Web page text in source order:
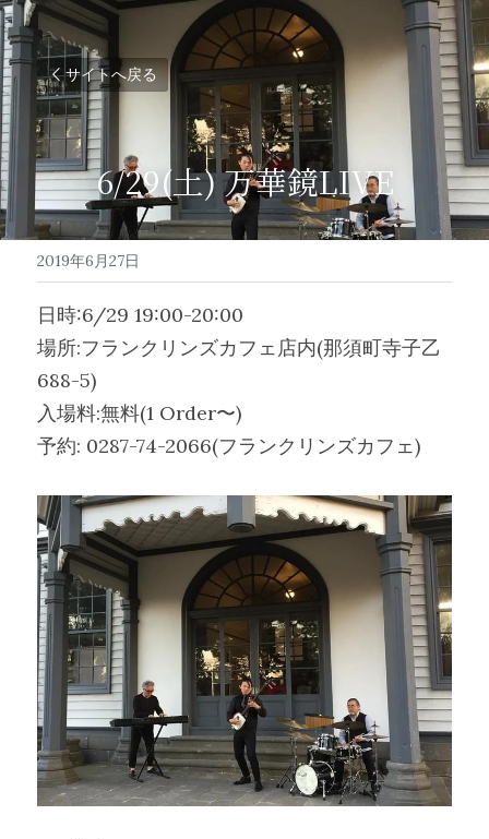
サイトへ戻る
6/29(土) 万華鏡LIVE
2019年6月27日
日時:6/29 19:00-20:00
場所:フランクリンズカフェ店内(那須町寺子乙
688-5)
入場料:無料(1 Order〜)
予約: 0287-74-2066(フランクリンズカフェ)